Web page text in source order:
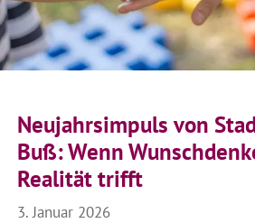
Neujahrsimpuls von
Buß: Wenn
Realität trifft
3. Januar 2026